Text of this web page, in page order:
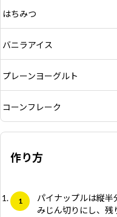
はちみつ
バニラアイス
プレーンヨーグルト
コーンフレーク
作り方
パイナップルは縦半
みじん切りにし、残